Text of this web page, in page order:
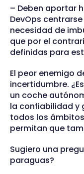
– Deben aportar
DevOps
necesidad de
que por el
definidas para
El peor enemigo
incertidumbre.
un coche
la confiabilidad y
todos los
permitan que
Sugiero una
paraguas?